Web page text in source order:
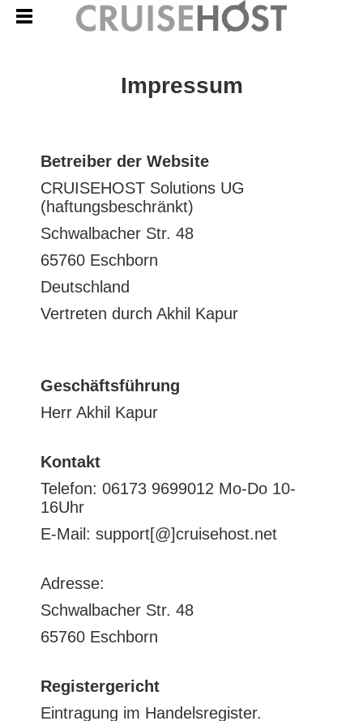
Impressum
Betreiber der Website
CRUISEHOST Solutions UG
(haftungsbeschränkt)
Schwalbacher Str. 48
65760 Eschborn
Deutschland
Vertreten durch Akhil Kapur
Geschäftsführung
Herr Akhil Kapur
Kontakt
Telefon: 06173 9699012 Mo-Do 10-
16Uhr
E-Mail: support[@]cruisehost.net
Adresse:
Schwalbacher Str. 48
65760 Eschborn
Registergericht
Eintragung im Handelsregister.